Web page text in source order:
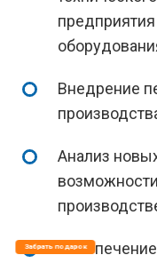
Внедрение
Анализ
Забрать подарок